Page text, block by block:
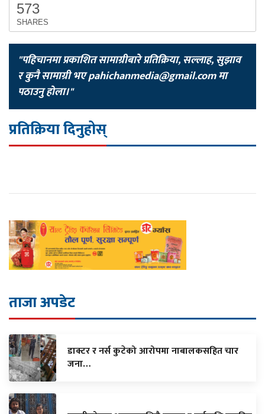
573
SHARES
"पहिचानमा प्रकाशित सामाग्रीबारे प्रतिक्रिया, सल्लाह, सुझाव
र कुनै सामाग्री भएpahichanmedia@gmail.comमा
पठाउनु होला।"
प्रतिक्रिया दिनुहोस्
ताजा अपडेट
डाक्टर र नर्स कुटेको आरोपमा नाबालकसहित चार
जना…